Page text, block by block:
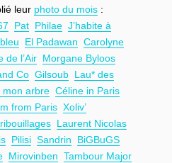
leur photo du mois:
Pat Philae J’habite à
El Padawan Carolyne
de l’Air Morgane Byloos
Co Gilsoub Lau* des
mon arbre Céline in Paris
from Paris Xoliv’
Laurent Nicolas
Pilisi Sandrin
BiGBuGS
Mirovinben Tambour Major